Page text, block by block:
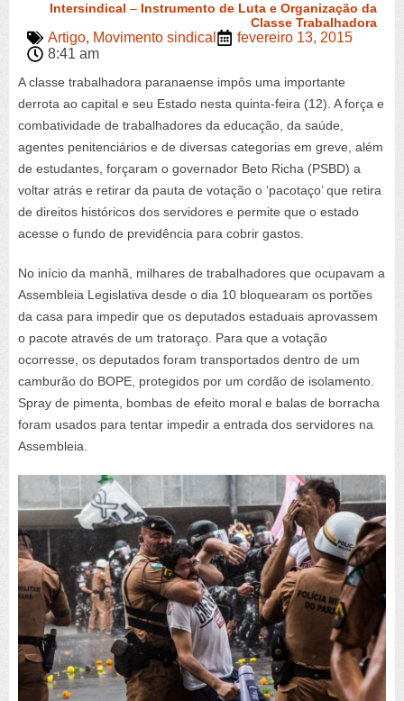
Intersindical – Instrumento de Luta e Organização da
Classe Trabalhadora
Artigo, Movimento sindical
fevereiro 13, 2015
8:41 am
A classe trabalhadora paranaense impôs uma importante
derrota ao capital e seu Estado nesta quinta-feira (12). A força e
combatividade de trabalhadores da educação, da saúde,
agentes penitenciários e de diversas categorias em greve, além
de estudantes, forçaram o governador Beto Richa (PSBD) a
voltar atrás e retirar da pauta de votação o ‘pacotaço’ que retira
de direitos históricos dos servidores e permite que o estado
acesse o fundo de previdência para cobrir gastos.
No início da manhã, milhares de trabalhadores que ocupavam a
Assembleia Legislativa desde o dia 10 bloquearam os portões
da casa para impedir que os deputados estaduais aprovassem
o pacote através de um tratoraço. Para que a votação
ocorresse, os deputados foram transportados dentro de um
camburão do BOPE, protegidos por um cordão de isolamento.
Spray de pimenta, bombas de efeito moral e balas de borracha
foram usados para tentar impedir a entrada dos servidores na
Assembleia.